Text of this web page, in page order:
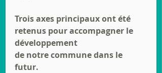
Trois axes principaux ont été
retenus pour accompagner le
développement
de notre commune dans le
futur.